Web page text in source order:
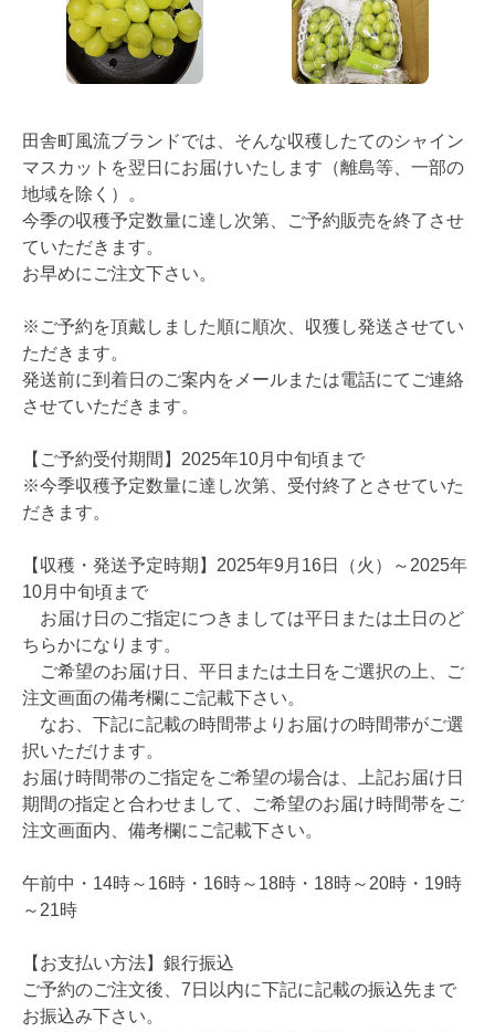
田舎町風流ブランドでは、そんな収穫したてのシャイン
マスカットを翌日にお届けいたします（離島等、一部の
地域を除く）。
今季の収穫予定数量に達し次第、ご予約販売を終了させ
ていただきます。
お早めにご注文下さい。
※ご予約を頂戴しました順に順次、収獲し発送させてい
ただきます。
発送前に到着日のご案内をメールまたは電話にてご連絡
させていただきます。
【ご予約受付期間】2025年10月中旬頃まで
※今季収穫予定数量に達し次第、受付終了とさせていた
だきます。
【収穫・発送予定時期】2025年9月16日（火）～2025年
10月中旬頃まで
お届け日のご指定につきましては平日または土日のど
ちらかになります。
ご希望のお届け日、平日または土日をご選択の上、ご
注文画面の備考欄にご記載下さい。
なお、下記に記載の時間帯よりお届けの時間帯がご選
択いただけます。
お届け時間帯のご指定をご希望の場合は、上記お届け日
期間の指定と合わせまして、ご希望のお届け時間帯をご
注文画面内、備考欄にご記載下さい。
午前中・14時～16時・16時～18時・18時～20時・19時
～21時
【お支払い方法】銀行振込
ご予約のご注文後、7日以内に下記に記載の振込先まで
お振込み下さい。